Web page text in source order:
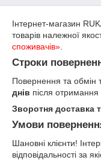
Інтернет-магазин
товарів належної
споживачів»
Строки
Повернення та обмін
днів після отримання
Зворотня доставка
Умови
Шановні клієнти!
відповідальності за